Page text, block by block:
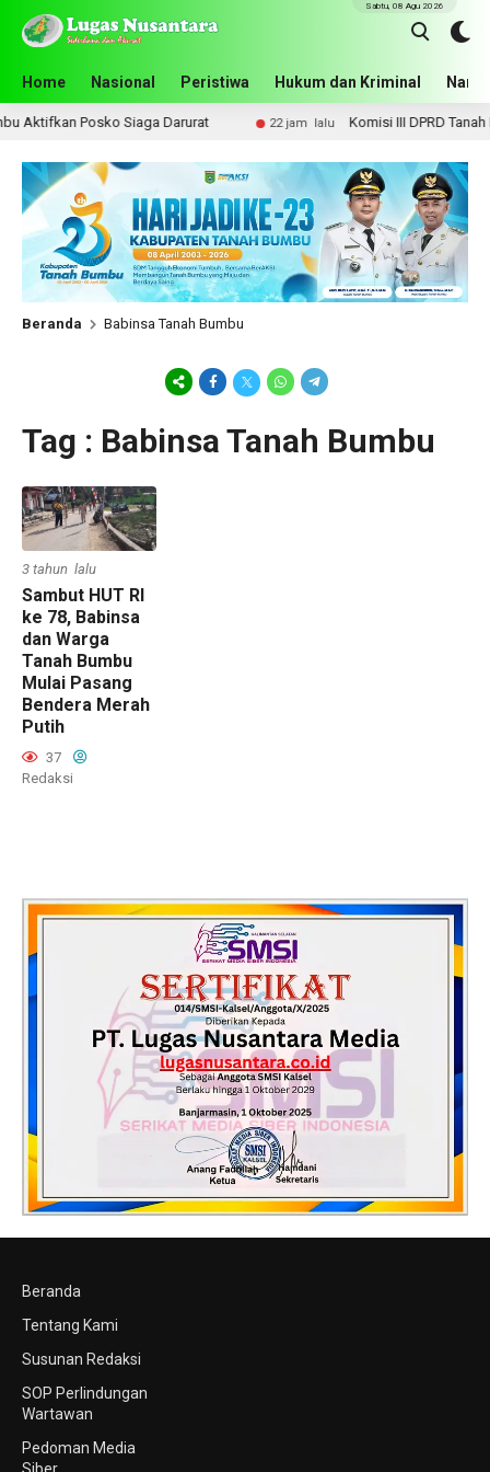
Home Nasional Peristiwa Hukum dan Kriminal
Sabtu, 08 Agu 2026
Aktifkan Posko Siaga Darurat 22 jam lalu Komisi III DPRD Tanah
Beranda Babinsa Tanah Bumbu
Tag : Babinsa Tanah Bumbu
3 tahun lalu
Sambut HUT RI
ke 78, Babinsa
dan Warga
Tanah Bumbu
Mulai Pasang
Bendera Merah
Putih
37
Redaksi
Beranda
Tentang Kami
Susunan Redaksi
SOP Perlindungan
Wartawan
Pedoman Media